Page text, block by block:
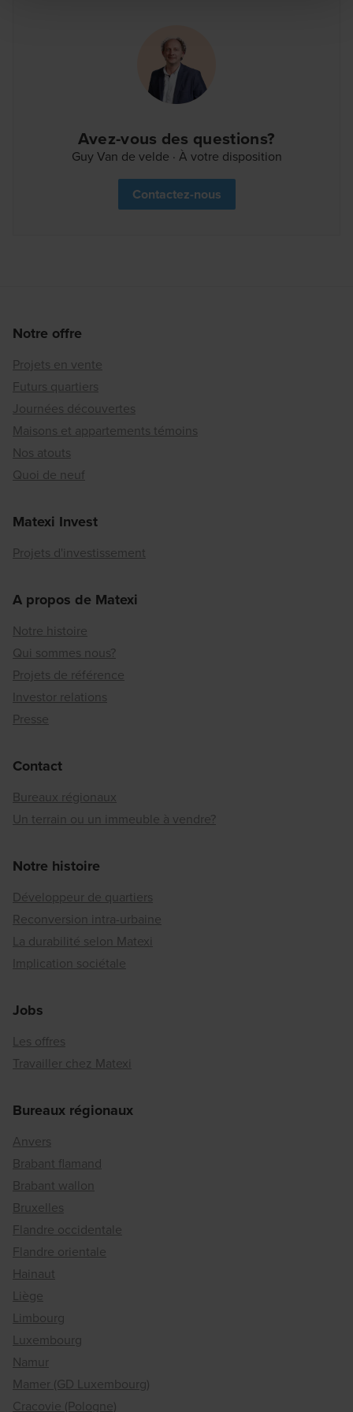
Avez-vous des questions?
Guy Van de velde · À votre disposition
Contactez-nous
Notre offre
Projets en vente
Futurs quartiers
Journées découvertes
Maisons et appartements témoins
Nos atouts
Quoi de neuf
Matexi Invest
Projets d'investissement
A propos de Matexi
Notre histoire
Qui sommes nous?
Projets de référence
Investor relations
Presse
Contact
Bureaux régionaux
Un terrain ou un immeuble à vendre?
Notre histoire
Développeur de quartiers
Reconversion intra-urbaine
La durabilité selon Matexi
Implication sociétale
Jobs
Les offres
Travailler chez Matexi
Bureaux régionaux
Anvers
Brabant flamand
Brabant wallon
Bruxelles
Flandre occidentale
Flandre orientale
Hainaut
Liège
Limbourg
Luxembourg
Namur
Mamer (GD Luxembourg)
Cracovie (Pologne)